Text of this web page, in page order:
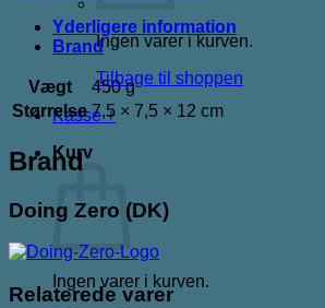
Ingen varer i kurven.
Tilbage til shoppen
Kasse +
Kurv
Ingen varer i kurven.
Yderligere information
Brand
Vægt
450 g
Størrelse 7,5 × 7,5 × 12 cm
Brand
Doing Zero (DK)
Relaterede varer